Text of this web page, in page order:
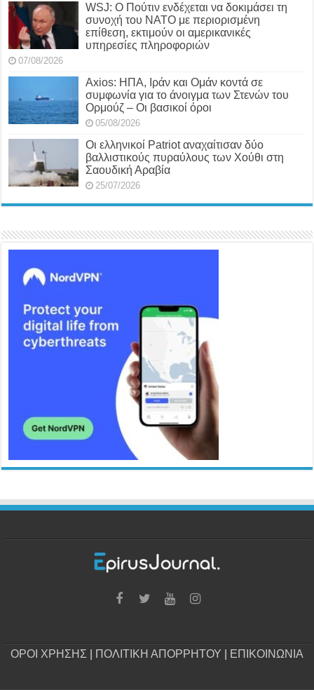
WSJ: Ο Πούτιν ενδέχεται να δοκιμάσει τη
συνοχή του ΝΑΤΟ με περιορισμένη
επίθεση, εκτιμούν οι αμερικανικές
υπηρεσίες πληροφοριών
07/08/2026
Axios: ΗΠΑ, Ιράν και Ομάν κοντά σε
συμφωνία για το άνοιγμα των Στενών του
Ορμούζ – Οι βασικοί όροι
05/08/2026
Οι ελληνικοί Patriot αναχαίτισαν δύο
βαλλιστικούς πυραύλους των Χούθι στη
Σαουδική Αραβία
25/07/2026
ΟΡΟΙ ΧΡΗΣΗΣ ΠΟΛΙΤΙΚΗ ΑΠΟΡΡΗΤΟΥ ΕΠΙΚΟΙΝΩΝΙΑ